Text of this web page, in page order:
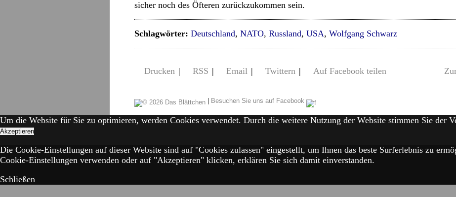
sicher noch des Öfteren zurückzukommen sein.
Schlagwörter: Deutschland, NATO, Russland, USA, Wolfgang Schwarz
Drucken | RSS | Email | Twittern | Auf Facebook teilen
| Besuchen Sie uns auf Facebook
Um die Website für Sie zu optimieren, werden Cookies verwendet. Durch die weitere Nutzung der Website stimmen Sie der
Akzeptieren
Die Cookie-Einstellungen auf dieser Website sind auf "Cookies zulassen" eingestellt, um Ihnen das beste Surferlebnis zu
Cookie-Einstellungen verwenden oder auf "Akzeptieren" klicken, erklären Sie sich damit einverstanden.
Schließen